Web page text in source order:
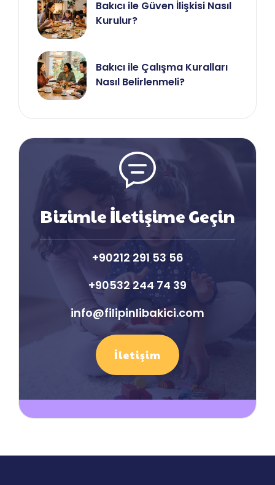
Bakıcı ile Güven İlişkisi Nasıl
Kurulur?
Bakıcı ile Çalışma Kuralları
Nasıl Belirlenmeli?
Bizimle İletişime Geçin
+90212 291 53 56
+90532 244 74 39
info@filipinlibakici.com
İletişim